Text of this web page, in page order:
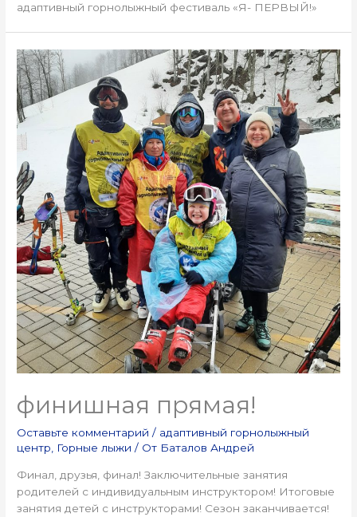
адаптивный горнолыжный фестиваль «Я- ПЕРВЫЙ!»
финишная прямая!
Оставьте комментарий / адаптивный горнолыжный
центр
Горные лыжи / От Баталов Андрей
Финал, друзья, финал! Заключительные занятия
родителей с индивидуальным инструктором! Итоговые
занятия детей с инструкторами! Сезон заканчивается!
финишная
прямая!